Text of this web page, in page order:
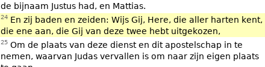
de bijnaam Justus had, en Mattias.
24 En zij baden en zeiden: Wijs Gij, Here, die aller harten kent,
die ene aan, die Gij van deze twee hebt uitgekozen,
25 Om de plaats van deze dienst en dit apostelschap in te
nemen, waarvan Judas vervallen is om naar zijn eigen plaats